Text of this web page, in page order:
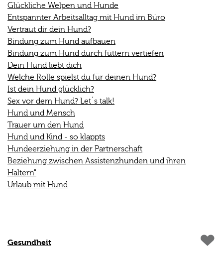
Glückliche Welpen und Hunde
Entspannter Arbeitsalltag mit Hund im Büro
Vertraut dir dein Hund?
Bindung zum Hund aufbauen
Bindung zum Hund durch füttern vertiefen
Dein Hund liebt dich
Welche Rolle spielst du für deinen Hund?
Ist dein Hund glücklich?
Sex vor dem Hund? Let´s talk!
Hund und Mensch
Trauer um den Hund
Hund und Kind - so klappts
Hundeerziehung in der Partnerschaft
Beziehung zwischen Assistenzhunden und ihren
Haltern"
Urlaub mit Hund
Gesundheit